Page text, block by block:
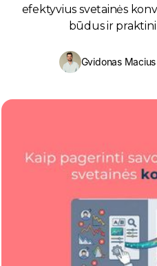
efektyvius svetainės
būdus ir
Gvidonas Macius